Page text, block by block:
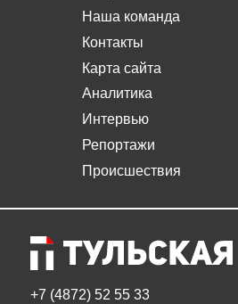
Наша команда
Контакты
Карта сайта
Аналитика
Интервью
Репортажи
Происшествия
+7 (4872) 52 55 33